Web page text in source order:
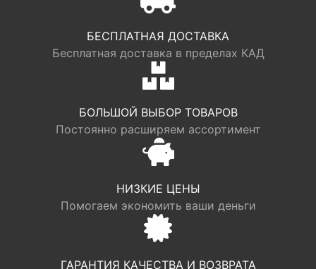
БЕСПЛАТНАЯ ДОСТАВКА
Бесплатная доставка в пределах КАД
БОЛЬШОЙ ВЫБОР ТОВАРОВ
Постоянно расширяем ассортимент
НИЗКИЕ ЦЕНЫ
Помогаем экономить ваши деньги
ГАРАНТИЯ КАЧЕСТВА И ВОЗВРАТА